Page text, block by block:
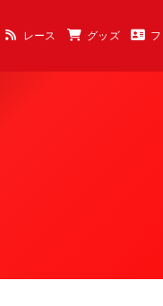
レース グッズ